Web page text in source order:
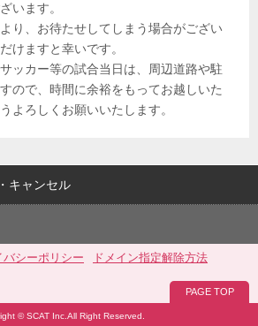
います。
り、お待たせしてしまう場合がござい
けますと幸いです。
ッカー等の試合当日は、周辺道路や駐
ので、時間に余裕をもってお越しいた
しくお願いいたします。
キャンセル
バシーポリシー ドメイン指定解除方法
PAGE TOP
© SCAT Inc.All Right Reserved.